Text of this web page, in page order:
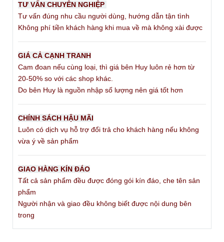
TƯ VẤN CHUYÊN NGHIỆP
Tư vấn đúng nhu cầu người dùng, hướng dẫn tận tình
Không phí tiền khách hàng khi mua về mà không xài được
GIÁ CẢ CẠNH TRANH
Cam đoan nếu cùng loại, thì giá bên Huy luôn rẻ hơn từ
20-50% so với các shop khác.
Do bên Huy là nguồn nhập số lượng nên giá tốt hơn
CHÍNH SÁCH HẬU MÃI
Luôn có dịch vụ hỗ trợ đổi trả cho khách hàng nếu không
vừa ý về sản phẩm
GIAO HÀNG KÍN ĐÁO
Tất cả sản phẩm đều được đóng gói kín đáo, che tên sản
phẩm
Người nhận và giao đều không biết được nội dung bên
trong